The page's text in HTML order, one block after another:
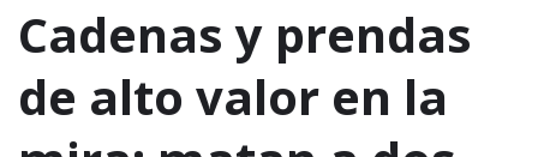
Cadenas y prendas
de alto valor en la